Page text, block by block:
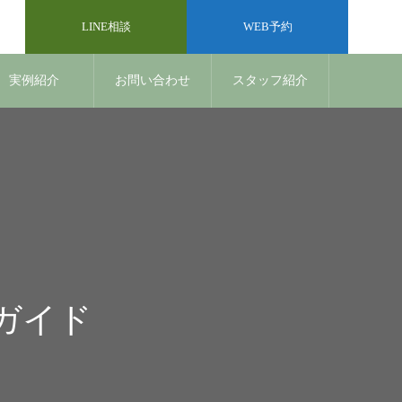
LINE相談 WEB予約
実例紹介 お問い合わせ スタッフ紹介
イド